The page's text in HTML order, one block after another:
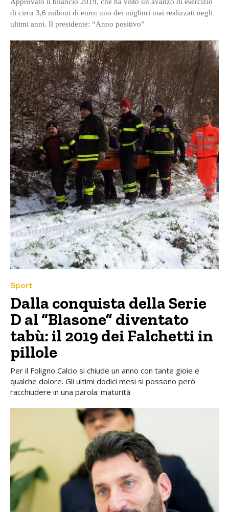
di circa 3,6 milioni di euro: uno dei migliori mai realizzati negli
ultimi anni. Il presidente: “Anno positivo”
Sport
Dalla conquista della Serie
D al “Blasone” diventato
tabù: il 2019 dei Falchetti in
pillole
Per il Foligno Calcio si chiude un anno con tante gioie e
qualche dolore. Gli ultimi dodici mesi si possono però
racchiudere in una parola: maturità